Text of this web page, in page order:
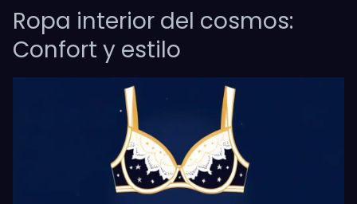
Ropa interior del cosmos:
Confort y estilo